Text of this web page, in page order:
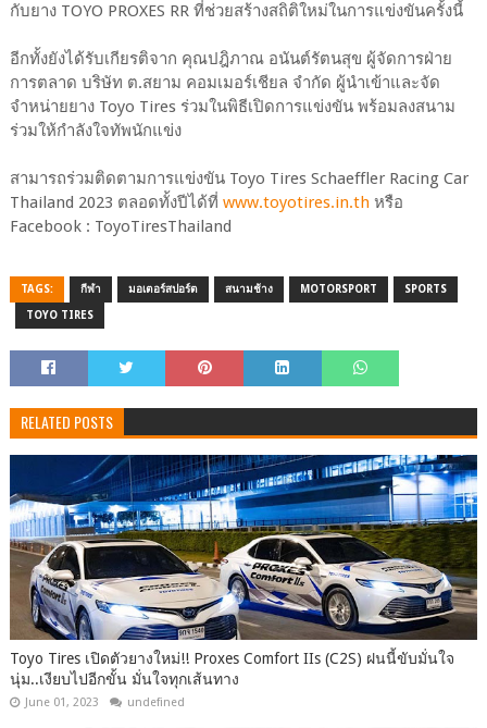
กับยาง TOYO PROXES RR ที่ช่วยสร้างสถิติใหม่ในการแข่งขันครั้งนี้
อีกทั้งยังได้รับเกียรติจาก คุณปฎิภาณ อนันต์รัตนสุข ผู้จัดการฝ่าย
การตลาด บริษัท ต.สยาม คอมเมอร์เชียล จำกัด ผู้นำเข้าและจัด
จำหน่ายยาง Toyo Tires ร่วมในพิธีเปิดการแข่งขัน พร้อมลงสนาม
ร่วมให้กำลังใจทัพนักแข่ง
สามารถร่วมติดตามการแข่งขัน Toyo Tires Schaeffler Racing Car
Thailand 2023 ตลอดทั้งปีได้ที่ www.toyotires.in.thหรือ
Facebook : ToyoTiresThailand
TAGS: กีฬา มอเตอร์สปอร์ต สนามช้าง MOTORSPORT SPORTS
TOYO TIRES
RELATED POSTS
Toyo Tires เปิดตัวยางใหม่!! Proxes Comfort IIs (C2S) ฝนนี้ขับมั่นใจ
นุ่ม..เงียบไปอีกขั้น มั่นใจทุกเส้นทาง
June 01, 2023 undefined